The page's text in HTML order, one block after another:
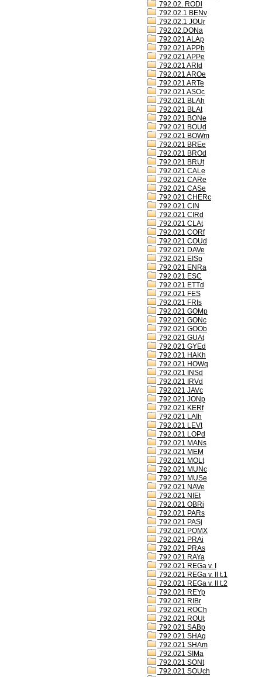
792.02. RODl
792.02.1 BENv
792.02.1 JOUr
792.02.DONa
792.021 ALAp
792.021 APPb
792.021 APPe
792.021 ARId
792.021 AROe
792.021 ARTe
792.021 ASOc
792.021 BLAh
792.021 BLAt
792.021 BONe
792.021 BOUd
792.021 BOWm
792.021 BREe
792.021 BROd
792.021 BRUt
792.021 CALe
792.021 CARe
792.021 CASe
792.021 CHERc
792.021 CIN
792.021 CIRd
792.021 CLAt
792.021 CORf
792.021 COUd
792.021 DAVe
792.021 EISp
792.021 ENRa
792.021 ESC
792.021 ETTd
792.021 FES
792.021 FRIs
792.021 GOMp
792.021 GONc
792.021 GOOb
792.021 GUAt
792.021 GYEd
792.021 HAKh
792.021 HOWq
792.021 INSd
792.021 IRVd
792.021 JAVc
792.021 JONp
792.021 KERf
792.021 LAIh
792.021 LEVt
792.021 LOPd
792.021 MANs
792.021 MEM
792.021 MOLt
792.021 MUNc
792.021 MUSe
792.021 NAVe
792.021 NIEt
792.021 OBRi
792.021 PARs
792.021 PASj
792.021 PQMX
792.021 PRAi
792.021 PRAs
792.021 RAYa
792.021 REGa v. I
792.021 REGa v. II t.1
792.021 REGa v. II t.2
792.021 REYp
792.021 RIBr
792.021 ROCh
792.021 ROUt
792.021 SABp
792.021 SHAg
792.021 SHAm
792.021 SIMa
792.021 SONt
792.021 SOUch